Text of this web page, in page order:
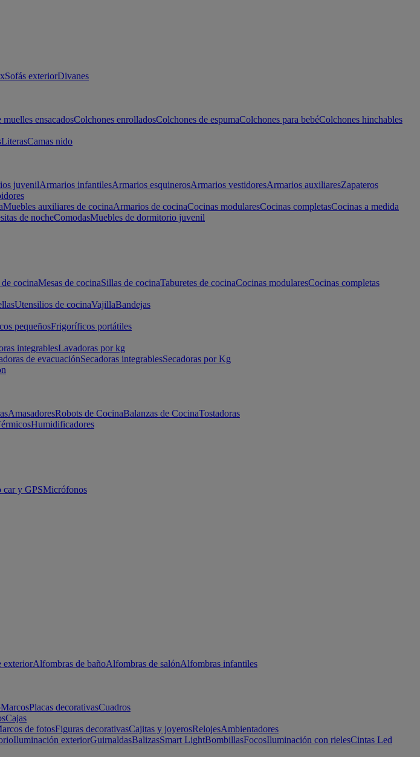
Sofás exteriorDivanes
ensacadosColchones enrolladosColchones de espumaColchones para bebéColchones hinchables
LiterasCamas nido
juvenilArmarios infantilesArmarios esquinerosArmarios vestidoresArmarios auxiliaresZapateros
Muebles auxiliares de cocinaArmarios de cocinaCocinas modularesCocinas completasCocinas a medida
de nocheComodasMuebles de dormitorio juvenil
cocinaMesas de cocinaSillas de cocinaTaburetes de cocinaCocinas modularesCocinas completas
Utensilios de cocinaVajillaBandejas
pequeñosFrigoríficos portátiles
integrablesLavadoras por kg
de evacuaciónSecadoras integrablesSecadoras por Kg
AmasadoresRobots de CocinaBalanzas de CocinaTostadoras
Humidificadores
car y GPSMicrófonos
exteriorAlfombras de bañoAlfombras de salónAlfombras infantiles
MarcosPlacas decorativasCuadros
Cajas
de fotosFiguras decorativasCajitas y joyerosRelojesAmbientadores
Iluminación exteriorGuirnaldasBalizasSmart LightBombillasFocosIluminación con rielesCintas Led